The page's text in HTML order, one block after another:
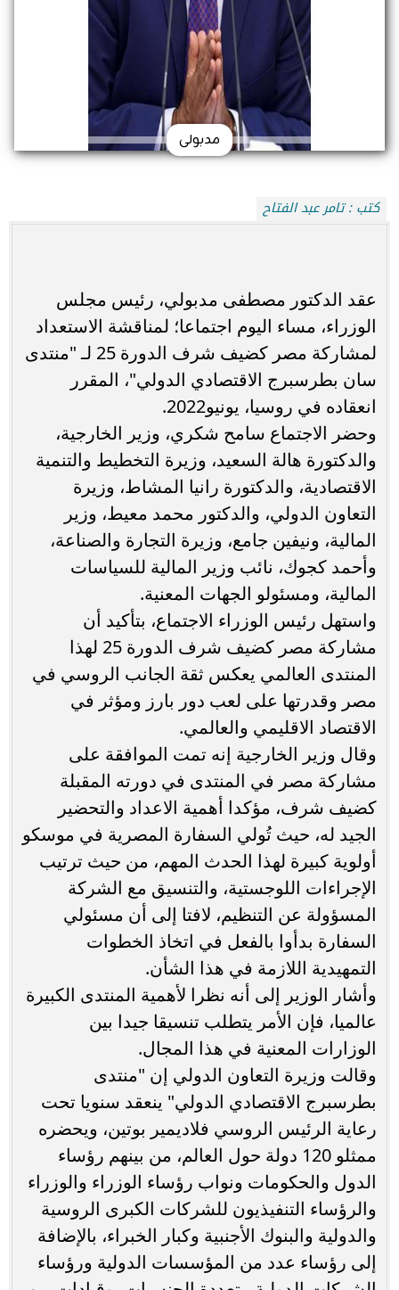
مدبولى
كتب : تامر عبد الفتاح
عقد الدكتور مصطفى مدبولي، رئيس مجلس
الوزراء، مساء اليوم اجتماعا؛ لمناقشة الاستعداد
لمشاركة مصر كضيف شرف الدورة 25 لـ "منتدى
سان بطرسبرج الاقتصادي الدولي"، المقرر
انعقاده في روسيا، يونيو2022.
وحضر الاجتماع سامح شكري، وزير الخارجية،
والدكتورة هالة السعيد، وزيرة التخطيط والتنمية
الاقتصادية، والدكتورة رانيا المشاط، وزيرة
التعاون الدولي، والدكتور محمد معيط، وزير
المالية، ونيفين جامع، وزيرة التجارة والصناعة،
وأحمد كجوك، نائب وزير المالية للسياسات
المالية، ومسئولو الجهات المعنية.
واستهل رئيس الوزراء الاجتماع، بتأكيد أن
مشاركة مصر كضيف شرف الدورة 25 لهذا
المنتدى العالمي يعكس ثقة الجانب الروسي في
مصر وقدرتها على لعب دور بارز ومؤثر في
الاقتصاد الاقليمي والعالمي.
وقال وزير الخارجية إنه تمت الموافقة على
مشاركة مصر في المنتدى في دورته المقبلة
كضيف شرف، مؤكدا أهمية الاعداد والتحضير
الجيد له، حيث تُولي السفارة المصرية في موسكو
أولوية كبيرة لهذا الحدث المهم، من حيث ترتيب
الإجراءات اللوجستية، والتنسيق مع الشركة
المسؤولة عن التنظيم، لافتا إلى أن مسئولي
السفارة بدأوا بالفعل في اتخاذ الخطوات
التمهيدية اللازمة في هذا الشأن.
وأشار الوزير إلى أنه نظرا لأهمية المنتدى الكبيرة
عالميا، فإن الأمر يتطلب تنسيقا جيدا بين
الوزارات المعنية في هذا المجال.
وقالت وزيرة التعاون الدولي إن "منتدى
بطرسبرج الاقتصادي الدولي" ينعقد سنويا تحت
رعاية الرئيس الروسي فلاديمير بوتين، ويحضره
ممثلو 120 دولة حول العالم، من بينهم رؤساء
الدول والحكومات ونواب رؤساء الوزراء والوزراء
والرؤساء التنفيذيون للشركات الكبرى الروسية
والدولية والبنوك الأجنبية وكبار الخبراء، بالإضافة
إلى رؤساء عدد من المؤسسات الدولية ورؤساء